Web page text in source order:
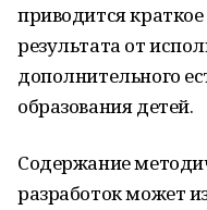
приводится
результата от
дополнительного
образования детей.
Содержание
разработок может